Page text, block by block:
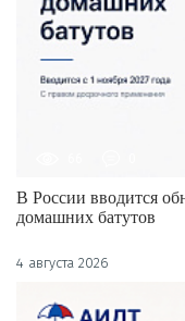
В России вводится
домашних батутов
4 августа 2026